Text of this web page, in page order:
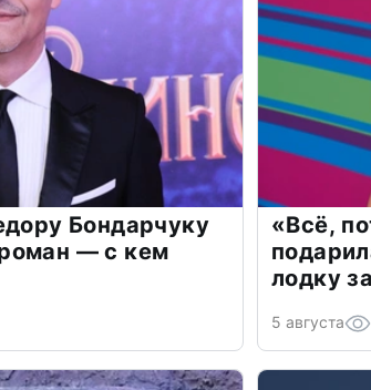
Бондарчуку
— с кем
«Всё,
лодку
5 августа